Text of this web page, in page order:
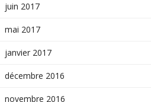
juin 2017
mai 2017
janvier 2017
décembre 2016
novembre 2016